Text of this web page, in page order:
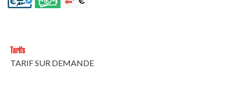
Tarifs
TARIF SUR DEMANDE